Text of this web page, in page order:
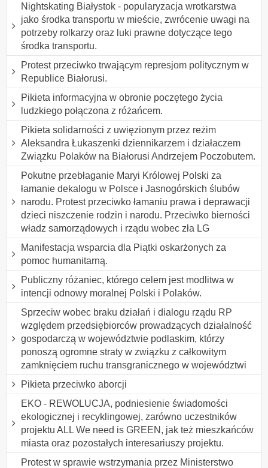
Nightskating Białystok - popularyzacja wrotkarstwa
jako środka transportu w mieście, zwrócenie uwagi na
potrzeby rolkarzy oraz luki prawne dotyczące tego
środka transportu.
Protest przeciwko trwającym represjom politycznym w
Republice Białorusi.
Pikieta informacyjna w obronie poczętego życia
ludzkiego połączona z różańcem.
Pikieta solidarności z uwięzionym przez reżim
Aleksandra Łukaszenki dziennikarzem i działaczem
Związku Polaków na Białorusi Andrzejem Poczobutem.
Pokutne przebłaganie Maryi Królowej Polski za
łamanie dekalogu w Polsce i Jasnogórskich ślubów
narodu. Protest przeciwko łamaniu prawa i deprawacji
dzieci niszczenie rodzin i narodu. Przeciwko bierności
władz samorządowych i rządu wobec zła LG
Manifestacja wsparcia dla Piątki oskarżonych za
pomoc humanitarną.
Publiczny różaniec, którego celem jest modlitwa w
intencji odnowy moralnej Polski i Polaków.
Sprzeciw wobec braku działań i dialogu rządu RP
względem przedsiębiorców prowadzących działalność
gospodarczą w województwie podlaskim, którzy
ponoszą ogromne straty w związku z całkowitym
zamknięciem ruchu transgranicznego w województwi
Pikieta przeciwko aborcji
EKO - REWOLUCJA, podniesienie świadomości
ekologicznej i recyklingowej, zarówno uczestników
projektu ALL We need is GREEN, jak też mieszkańców
miasta oraz pozostałych interesariuszy projektu.
Protest w sprawie wstrzymania przez Ministerstwo